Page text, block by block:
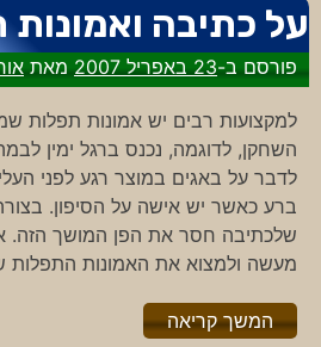
על כתיבה
פורסם ב-23 באפריל 2007 מאת
למקצועות רבים יש אמונות תפלות
השחקן, לדוגמה, נכנס ברגל ימין
לדבר על באגים במוצר רגע לפני
ברע כאשר יש אישה על הסיפון.
שלכתיבה חסר את הפן המושך הזה.
מעשה ולמצוא את האמונות התפלות
המשך קריאה"%s"